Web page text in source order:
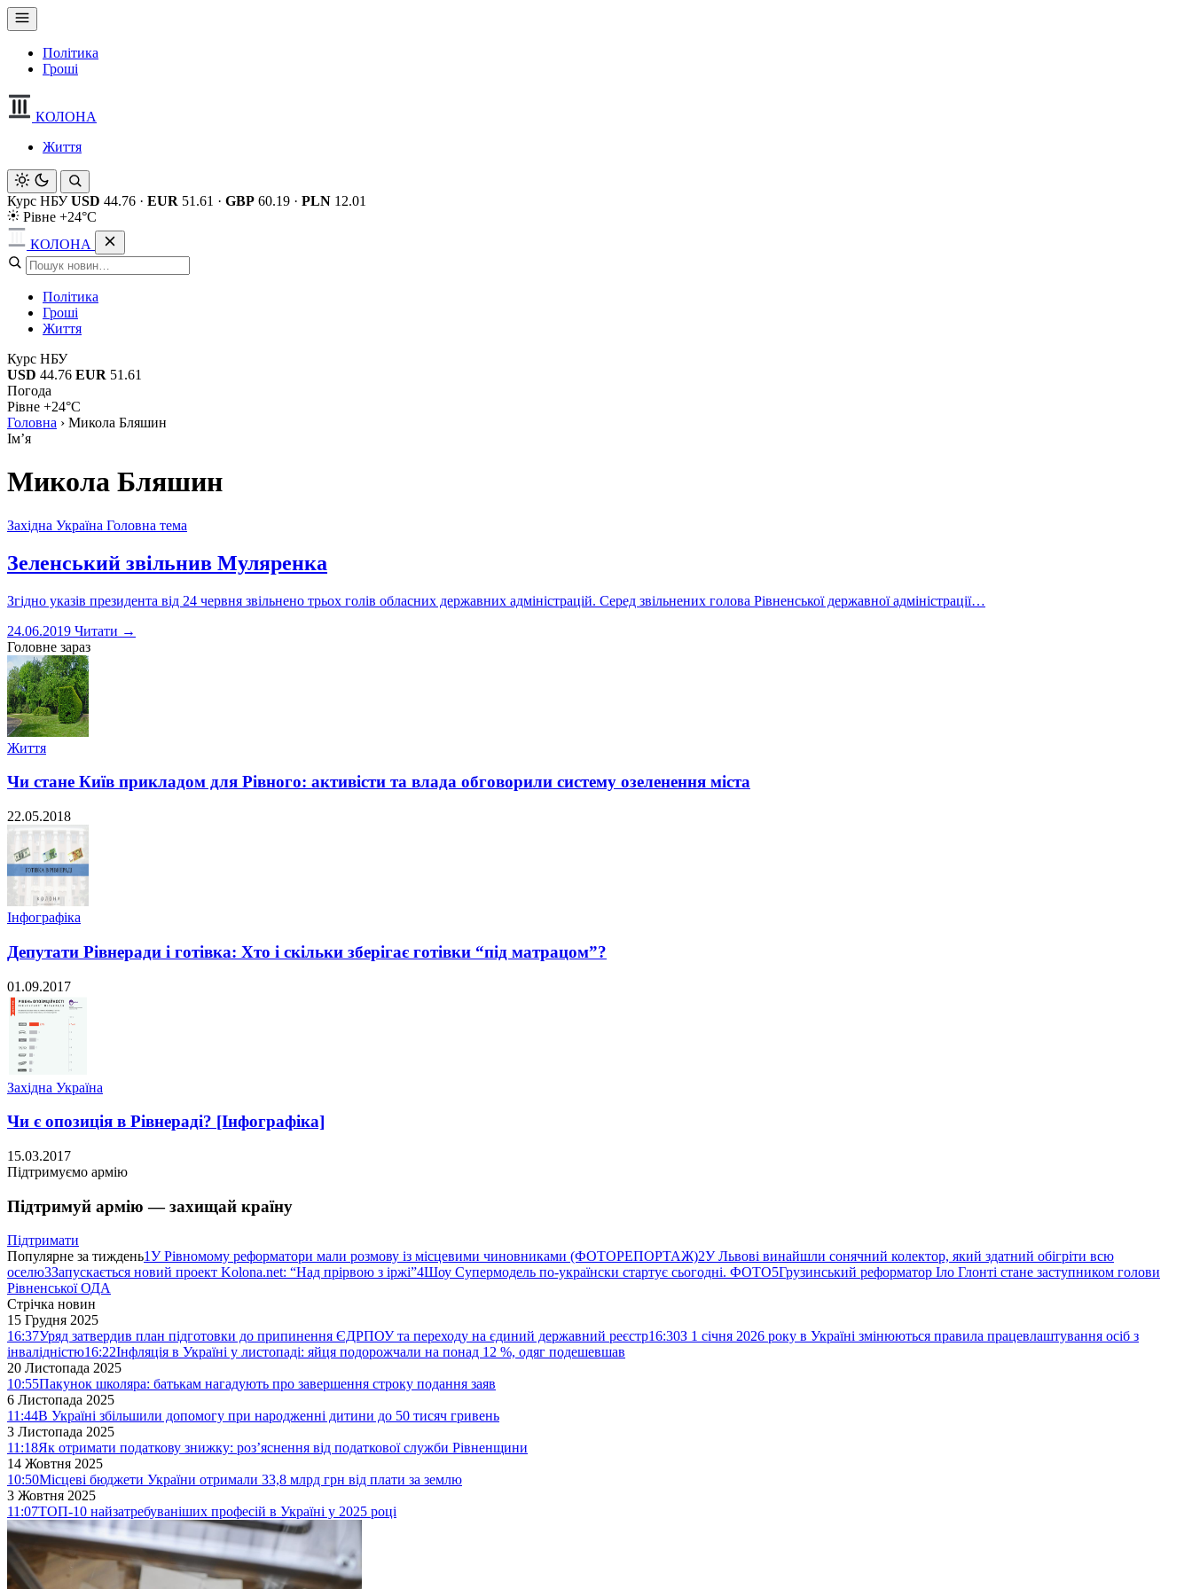
Політика
Гроші
КОЛОНА
Життя
Курс НБУ USD 44.76 · EUR 51.61 · GBP 60.19 · PLN 12.01
Рівне +24°C
КОЛОНА
Політика
Гроші
Життя
Курс НБУ
USD 44.76 EUR 51.61
Погода
Рівне +24°C
Головна › Микола Бляшин
Імʼя
Микола Бляшин
Західна Україна Головна тема
Зеленський звільнив Муляренка
Згідно указів президента від 24 червня звільнено трьох голів обласних державних адміністрацій. Серед звільнених голова Рівненської державної адміністрації…
24.06.2019 Читати →
Головне зараз
Життя
Чи стане Київ прикладом для Рівного: активісти та влада обговорили систему озеленення міста
22.05.2018
Інфографіка
Депутати Рівнеради і готівка: Хто і скільки зберігає готівки “під матрацом”?
01.09.2017
Західна Україна
Чи є опозиція в Рівнераді? [Інфографіка]
15.03.2017
Підтримуємо армію
Підтримуй армію — захищай країну
Підтримати
Популярне за тиждень1У Рівномому реформатори мали розмову із місцевими чиновниками (ФОТОРЕПОРТАЖ)2У Львові винайшли сонячний колектор, який здатний обігріти всю
оселю3Запускається новий проект Kolona.net: “Над прірвою з іржі”4Шоу Супермодель по-українски стартує сьогодні. ФОТО5Грузинський реформатор Іло Глонті стане заступником голови
Рівненської ОДА
Стрічка новин
15 Грудня 2025
16:37Уряд затвердив план підготовки до припинення ЄДРПОУ та переходу на єдиний державний реєстр16:30З 1 січня 2026 року в Україні змінюються правила працевлаштування осіб з
інвалідністю16:22Інфляція в Україні у листопаді: яйця подорожчали на понад 12 %, одяг подешевшав
20 Листопада 2025
10:55Пакунок школяра: батькам нагадують про завершення строку подання заяв
6 Листопада 2025
11:44В Україні збільшили допомогу при народженні дитини до 50 тисяч гривень
3 Листопада 2025
11:18Як отримати податкову знижку: роз’яснення від податкової служби Рівненщини
14 Жовтня 2025
10:50Місцеві бюджети України отримали 33,8 млрд грн від плати за землю
3 Жовтня 2025
11:07ТОП-10 найзатребуваніших професій в Україні у 2025 році